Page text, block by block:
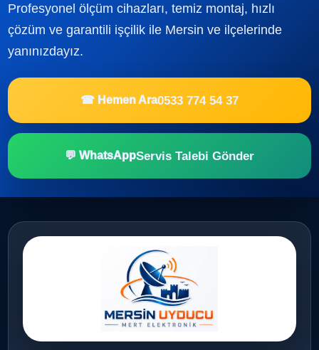
Profesyonel ölçüm cihazları, temiz montaj, hızlı
çözüm ve garantili işçilik ile Mersin ve ilçelerinde
yanınızdayız.
☎ Hemen Ara0533 774 54 37
💬 WhatsAppServis Talebi Gönder